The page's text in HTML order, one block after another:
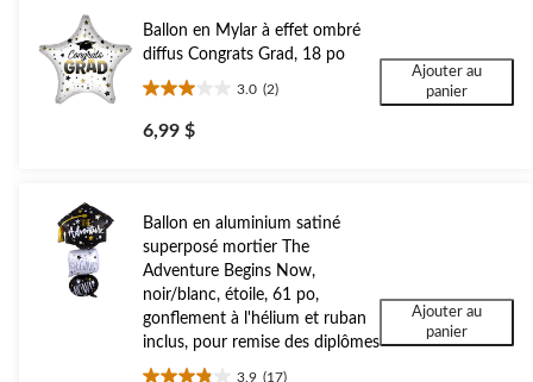
Ballon en Mylar à effet ombré
diffus Congrats Grad, 18 po
3.0 (2)
3.0
étoile(s)
sur
évaluations
6,99 $
Ajouter au
panier
Ballon en aluminium satiné
superposé mortier The
Adventure Begins Now,
noir/blanc, étoile, 61 po,
gonflement à l'hélium et ruban
inclus, pour remise des diplômes
3.9 (17)
Ajouter au
panier